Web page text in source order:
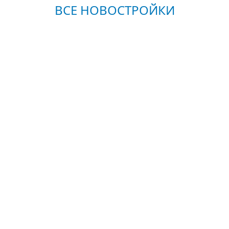
ВСЕ НОВОСТРОЙКИ